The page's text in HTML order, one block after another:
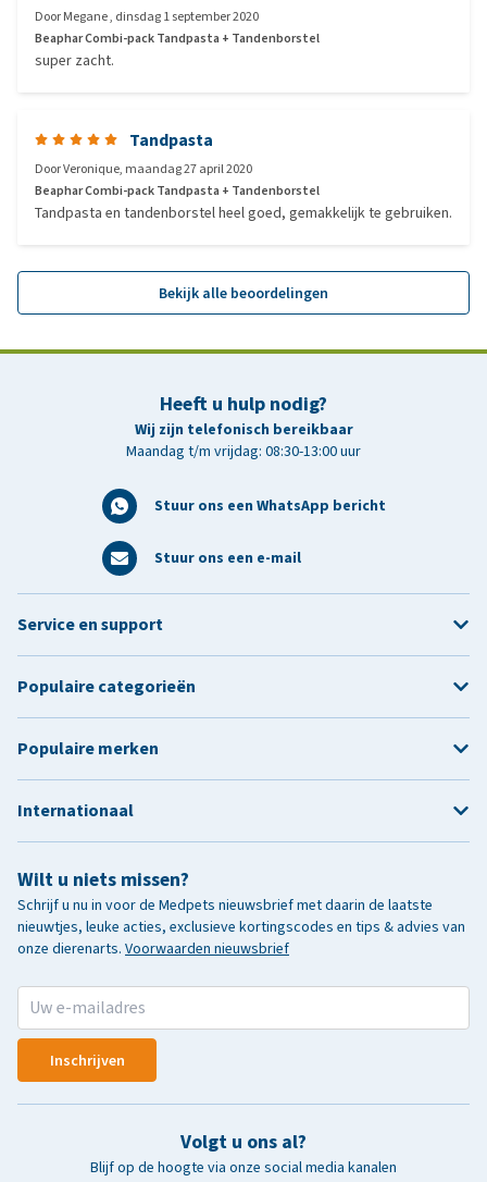
DoorMegane, dinsdag 1 september 2020
Beaphar Combi-pack Tandpasta + Tandenborstel
super zacht.
Tandpasta
DoorVeronique, maandag 27 april 2020
Beaphar Combi-pack Tandpasta + Tandenborstel
Tandpasta en tandenborstel heel goed, gemakkelijk te gebruiken.
Bekijk alle beoordelingen
Heeft u hulp nodig?
Wij zijn telefonisch bereikbaar
Maandag t/m vrijdag: 08:30-13:00 uur
Stuur ons een WhatsApp bericht
Stuur ons een e-mail
Wilt u niets missen?
Schrijf u nu in voor de Medpets nieuwsbrief met daarin de laatste
nieuwtjes, leuke acties, exclusieve kortingscodes en tips & advies van
onze dierenarts. Voorwaarden nieuwsbrief
Inschrijven
Volgt u ons al?
Blijf op de hoogte via onze social media kanalen
Service en support
Populaire categorieën
Populaire merken
Internationaal